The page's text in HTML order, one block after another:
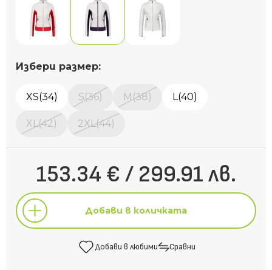
Избери размер:
XS(34) S(36) M(38) L(40)
XL(42) 2XL(44)
153.34 € / 299.91 лв.
Добави в количката
Добави в любими Сравни